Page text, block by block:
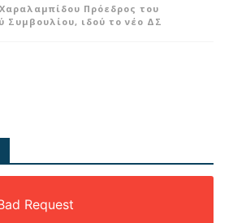
Πρόεδρος του
Συμβουλίου, ιδού το νέο ΔΣ
Request